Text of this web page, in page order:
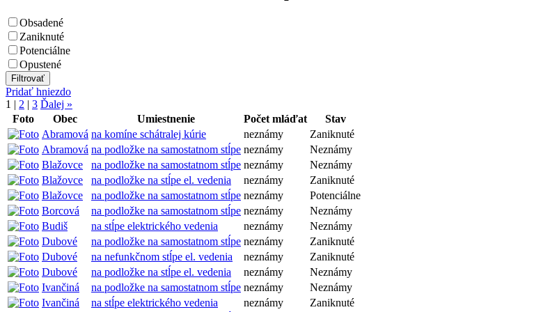
Obsadené
Zaniknuté
Potenciálne
Opustené
Pridať hniezdo
1 | 2 | 3 Ďalej »
Foto
Obec Umiestnenie Počet mláďat
Stav
Abramová na komíne schátralej kúrie neznámy
Zaniknuté
Abramová na podložke na samostatnom stĺpe neznámy
Neznámy
Blažovce
na podložke na samostatnom stĺpe neznámy
Neznámy
Blažovce
na podložke na stĺpe el. vedenia neznámy
Zaniknuté
Blažovce
na podložke na samostatnom stĺpe neznámy
Potenciálne
Borcová
na podložke na samostatnom stĺpe neznámy
Neznámy
Budiš
na stĺpe elektrického vedenia neznámy
Neznámy
Dubové
na podložke na samostatnom stĺpe neznámy
Zaniknuté
Dubové
na nefunkčnom stĺpe el. vedenia neznámy
Zaniknuté
Dubové
na podložke na stĺpe el. vedenia neznámy
Neznámy
Ivančiná
na podložke na samostatnom stĺpe neznámy
Neznámy
Ivančiná
na stĺpe elektrického vedenia neznámy
Zaniknuté